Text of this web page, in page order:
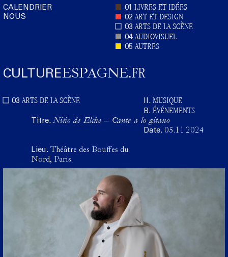
CALENDRIER
NOUS
01 LIVRES ET IDÉES
02 ART ET DESIGN
03 ARTS DE LA SCÈNE
04 AUDIOVISUEL
05 AUTRES
CULTUREESPAGNE.FR
03 ARTS DE LA SCÈNE II. MUSIQUE
B. ÉVÉNEMENTS
Titre. Niño de Elche – Cante a lo gitano
Date. 05.11.2024
Lieu. Théâtre des Bouffes du
Nord, Paris